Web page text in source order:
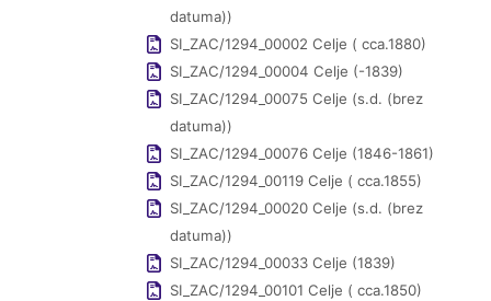
datuma))
SI_ZAC/1294_00002 Celje ( cca.1880)
SI_ZAC/1294_00004 Celje (-1839)
SI_ZAC/1294_00075 Celje (s.d. (brez
datuma))
SI_ZAC/1294_00076 Celje (1846-1861)
SI_ZAC/1294_00119 Celje ( cca.1855)
SI_ZAC/1294_00020 Celje (s.d. (brez
datuma))
SI_ZAC/1294_00033 Celje (1839)
SI_ZAC/1294_00101 Celje ( cca.1850)